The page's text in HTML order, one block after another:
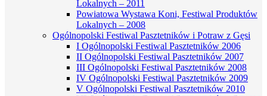
Lokalnych – 2011
Powiatowa Wystawa Koni, Festiwal Produktów
Lokalnych – 2008
Ogólnopolski Festiwal Pasztetników i Potraw z Gęsi
I Ogólnopolski Festiwal Pasztetników 2006
II Ogólnopolski Festiwal Pasztetników 2007
III Ogólnopolski Festiwal Pasztetników 2008
IV Ogólnopolski Festiwal Pasztetników 2009
V Ogólnopolski Festiwal Pasztetników 2010